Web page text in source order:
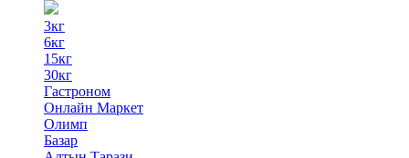
3кг
6кг
15кг
30кг
Гастроном
Онлайн Маркет
Олимп
Базар